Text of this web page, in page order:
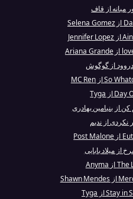
میانه از قاف
از گوگوش
کن از بنیامین بهادری
نکردی از ندیم
از میلاد بابایی